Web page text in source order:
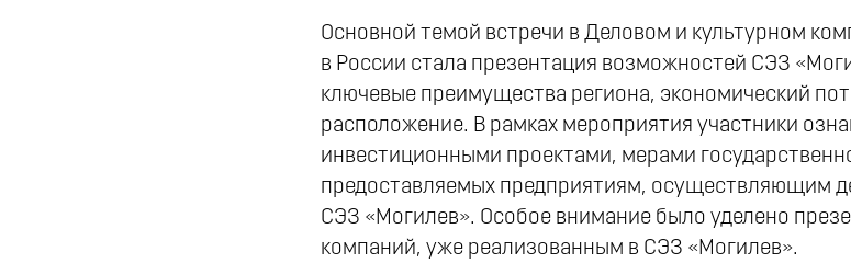
Основной темой встречи в Деловом и культурном
в России стала презентация возможностей СЭЗ
ключевые преимущества региона, экономический
расположение. В рамках мероприятия участники
инвестиционными проектами, мерами
предоставляемых предприятиям, осуществляющим
СЭЗ «Могилев». Особое внимание было уделено
компаний, уже реализованным в СЭЗ «Могилев».